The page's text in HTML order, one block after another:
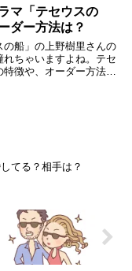
オーダー方法やセット
マ「テセウスの
ダー方法は？
の船」の上野樹里さんの
ちゃいますよね。テセ
特徴や、オーダー方法と
てる？相手は？